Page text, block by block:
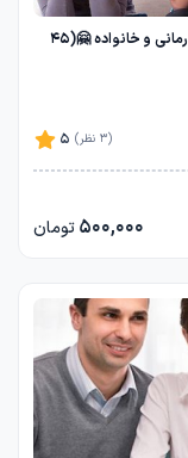
مشاوره تلفنی روانشناسی📞پیش از ازدواج، زوج درمانی و خانواده 🤗(45
5
(3 نظر)
500,000تومان